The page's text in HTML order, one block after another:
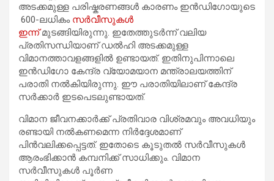
അടക്കമുള്ള പരിഷ്കരണങ്ങൾ കാരണം ഇൻഡിഗോയുടെ
600-ലധികം സർവീസുകൾ
ഇന്ന്മുടങ്ങിയിരുന്നു. ഇതേത്തുടർന്ന് വലിയ
പ്രതിസന്ധിയാണ് ഡൽഹി അടക്കമുള്ള
വിമാനത്താവളങ്ങളിൽ ഉണ്ടായത്. ഇതിനുപിന്നാലെ
ഇൻഡിഗോ കേന്ദ്ര വ്യോമയാന മന്ത്രാലയത്തിന്
പരാതി നൽകിയിരുന്നു. ഈ പരാതിയിലാണ് കേന്ദ്ര
സർക്കാർ ഇടപെടലുണ്ടായത്.
വിമാന ജീവനക്കാർക്ക് പ്രതിവാര വിശ്രമവും അവധിയും
രണ്ടായി നൽകണമെന്ന നിർദ്ദേശമാണ്
പിൻവലിക്കപ്പെട്ടത്. ഇതോടെ കൂടുതൽ സർവീസുകൾ
ആരംഭിക്കാൻ കമ്പനിക്ക് സാധിക്കും. വിമാന
സർവീസുകൾ പൂർണ